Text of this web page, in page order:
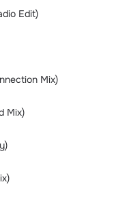
Edit)
Mix)
Mix)